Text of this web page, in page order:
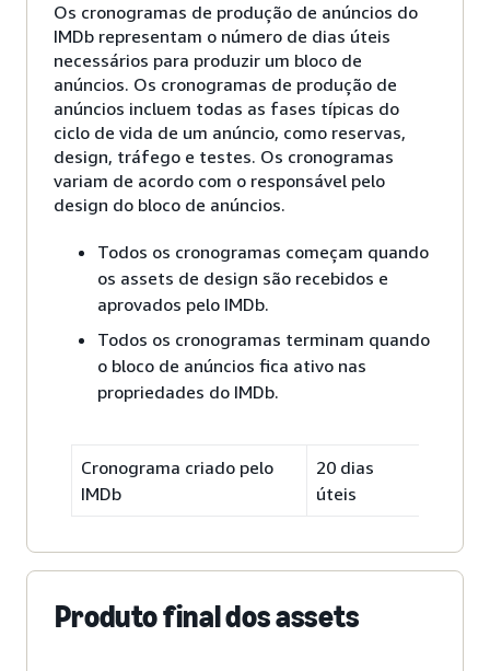
Os cronogramas de produção de anúncios do
IMDb representam o número de dias úteis
necessários para produzir um bloco de
anúncios. Os cronogramas de produção de
anúncios incluem todas as fases típicas do
ciclo de vida de um anúncio, como reservas,
design, tráfego e testes. Os cronogramas
variam de acordo com o responsável pelo
design do bloco de anúncios.
Todos os cronogramas começam quando
os assets de design são recebidos e
aprovados pelo IMDb.
Todos os cronogramas terminam quando
o bloco de anúncios fica ativo nas
propriedades do IMDb.
Cronograma criado pelo
IMDb
20 dias
úteis
Produto final dos assets